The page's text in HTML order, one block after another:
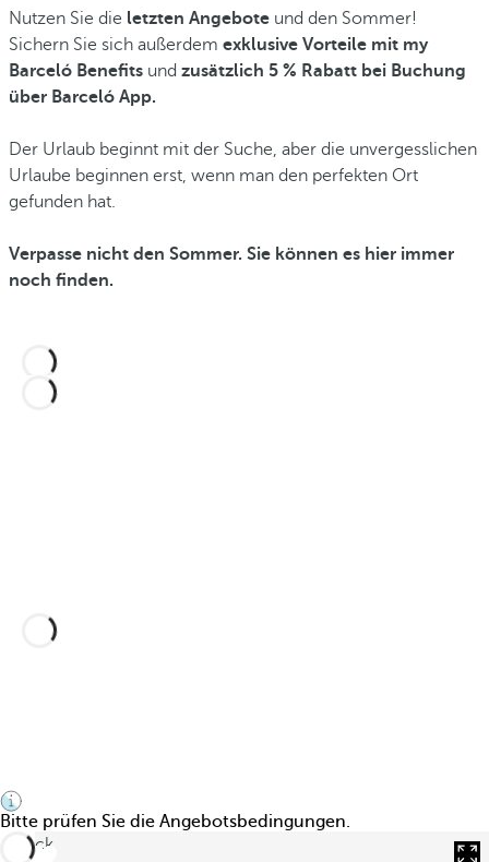
Nutzen Sie die letzten Angebote und den Sommer!
Sichern Sie sich außerdem exklusive Vorteile mit my
Barceló Benefits und zusätzlich 5 % Rabatt bei Buchung
über Barceló App.
Der Urlaub beginnt mit der Suche, aber die unvergesslichen
Urlaube beginnen erst, wenn man den perfekten Ort
gefunden hat.
Verpasse nicht den Sommer. Sie können es hier immer
noch finden.
Bitte prüfen Sie die Angebotsbedingungen.
zurück